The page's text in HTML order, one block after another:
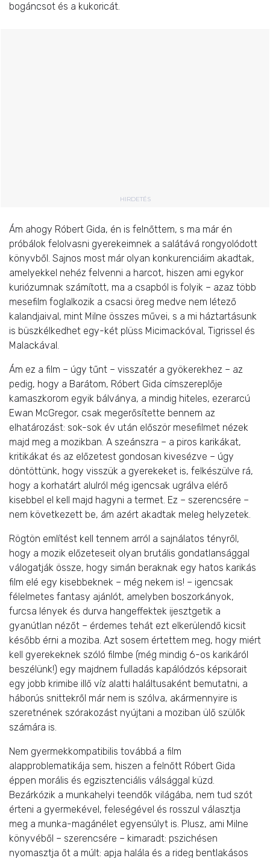
bogáncsot és a kukoricát.
HIRDETÉS
Ám ahogy Róbert Gida, én is felnőttem, s ma már én
próbálok felolvasni gyerekeimnek a salátává rongyolódott
könyvből. Sajnos most már olyan konkurenciáim akadtak,
amelyekkel nehéz felvenni a harcot, hiszen ami egykor
kuriózumnak számított, ma a csapból is folyik – azaz több
mesefilm foglalkozik a csacsi öreg medve nem létező
kalandjaival, mint Milne összes művei, s a mi háztartásunk
is büszkélkedhet egy-két plüss Micimackóval, Tigrissel és
Malackával.
Ám ez a film – úgy tűnt – visszatér a gyökerekhez – az
pedig, hogy a Barátom, Róbert Gida címszereplője
kamaszkorom egyik bálványa, a mindig hiteles, ezerarcú
Ewan McGregor, csak megerősítette bennem az
elhatározást: sok-sok év után először mesefilmet nézek
majd meg a mozikban. A szeánszra – a piros karikákat,
kritikákat és az előzetest gondosan kivesézve – úgy
döntöttünk, hogy visszük a gyerekeket is, felkészülve rá,
hogy a korhatárt alulról még igencsak ugrálva elérő
kisebbel el kell majd hagyni a termet. Ez – szerencsére –
nem következett be, ám azért akadtak meleg helyzetek.
Rögtön említést kell tennem arról a sajnálatos tényről,
hogy a mozik előzeteseit olyan brutális gondatlansággal
válogatják össze, hogy simán beraknak egy hatos karikás
film elé egy kisebbeknek – még nekem is! – igencsak
félelmetes fantasy ajánlót, amelyben boszorkányok,
furcsa lények és durva hangeffektek ijesztgetik a
gyanútlan nézőt – érdemes tehát ezt elkerülendő kicsit
később érni a moziba. Azt sosem értettem meg, hogy miért
kell gyerekeknek szóló filmbe (még mindig 6-os karikáról
beszélünk!) egy majdnem fulladás kapálódzós képsorait
egy jobb krimibe illő víz alatti haláltusaként bemutatni, a
háborús snittekről már nem is szólva, akármennyire is
szeretnének szórakozást nyújtani a moziban ülő szülők
számára is.
Nem gyermekkompatibilis továbbá a film
alapproblematikája sem, hiszen a felnőtt Róbert Gida
éppen morális és egzisztenciális válsággal küzd.
Bezárkózik a munkahelyi teendők világába, nem tud szót
érteni a gyermekével, feleségével és rosszul választja
meg a munka-magánélet egyensúlyt is. Plusz, ami Milne
könyvéből – szerencsére – kimaradt: pszichésen
nyomasztja őt a múlt: apja halála és a rideg bentlakásos